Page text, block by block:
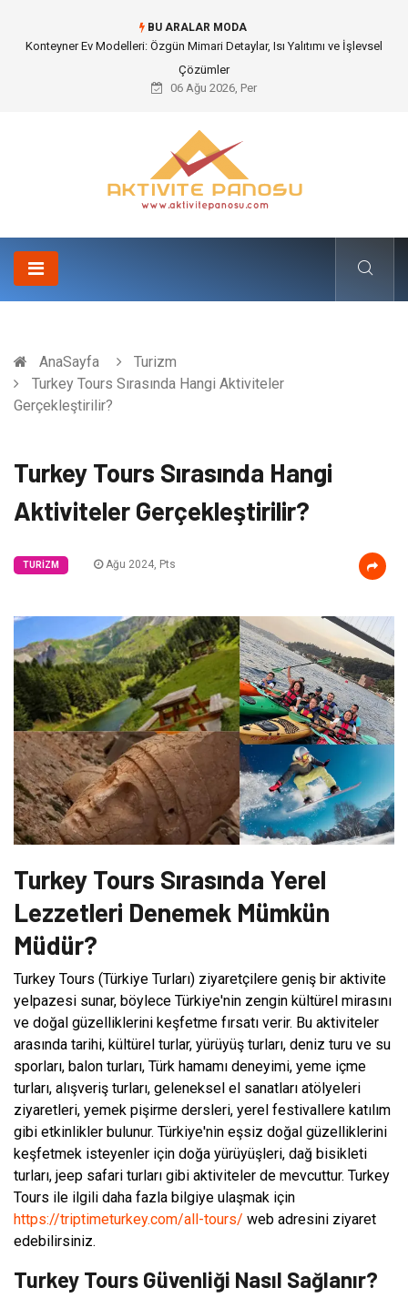
BU ARALAR MODA
Nakliye Nedir ve Tedarik Zincirindeki Önemi Nasıl Anlaşılır?
06 Ağu 2026, Per
AnaSayfa
Turizm
Turkey Tours Sırasında Hangi Aktiviteler
Gerçekleştirilir?
Turkey Tours Sırasında Hangi
Aktiviteler Gerçekleştirilir?
TURIZM Ağu 2024, Pts
Turkey Tours Sırasında Yerel
Lezzetleri Denemek Mümkün
Müdür?
Turkey Tours (Türkiye Turları) ziyaretçilere geniş bir aktivite
yelpazesi sunar, böylece Türkiye'nin zengin kültürel mirasını
ve doğal güzelliklerini keşfetme fırsatı verir. Bu aktiviteler
arasında tarihi, kültürel turlar, yürüyüş turları, deniz turu ve su
sporları, balon turları, Türk hamamı deneyimi, yeme içme
turları, alışveriş turları, geleneksel el sanatları atölyeleri
ziyaretleri, yemek pişirme dersleri, yerel festivallere katılım
gibi etkinlikler bulunur. Türkiye'nin eşsiz doğal güzelliklerini
keşfetmek isteyenler için doğa yürüyüşleri, dağ bisikleti
turları, jeep safari turları gibi aktiviteler de mevcuttur. Turkey
Tours ile ilgili daha fazla bilgiye ulaşmak için
https://triptimeturkey.com/all-tours/ web adresini ziyaret
edebilirsiniz.
Turkey Tours Güvenliği Nasıl Sağlanır?